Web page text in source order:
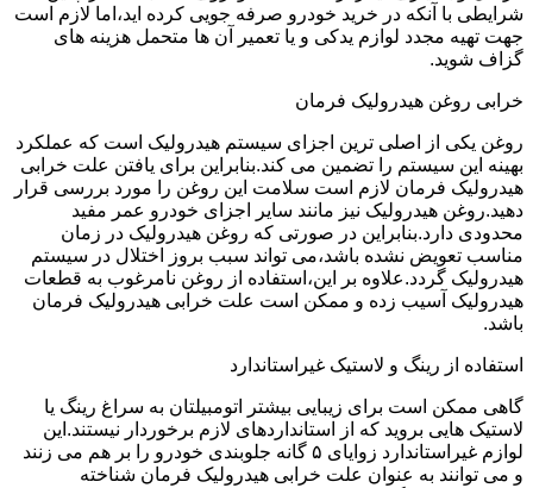
شرایطی با آنکه در خرید خودرو صرفه جویی کرده اید،اما لازم است
جهت تهیه مجدد لوازم یدکی و یا تعمیر آن ها متحمل هزینه های
گزاف شوید.
خرابی روغن هیدرولیک فرمان
روغن یکی از اصلی ترین اجزای سیستم هیدرولیک است که عملکرد
بهینه این سیستم را تضمین می کند.بنابراین برای یافتن علت خرابی
هیدرولیک فرمان لازم است سلامت این روغن را مورد بررسی قرار
دهید.روغن هیدرولیک نیز مانند سایر اجزای خودرو عمر مفید
محدودی دارد.بنابراین در صورتی که روغن هیدرولیک در زمان
مناسب تعویض نشده باشد،می تواند سبب بروز اختلال در سیستم
هیدرولیک گردد.علاوه بر این،استفاده از روغن نامرغوب به قطعات
هیدرولیک آسیب زده و ممکن است علت خرابی هیدرولیک فرمان
باشد.
استفاده از رینگ و لاستیک غیراستاندارد
گاهی ممکن است برای زیبایی بیشتر اتومبیلتان به سراغ رینگ یا
لاستیک هایی بروید که از استانداردهای لازم برخوردار نیستند.این
لوازم غیراستاندارد زوایای ۵ گانه جلوبندی خودرو را بر هم می زنند
و می توانند به عنوان علت خرابی هیدرولیک فرمان شناخته